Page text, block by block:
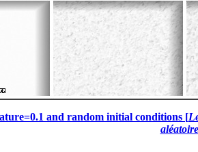
and random initial conditions [